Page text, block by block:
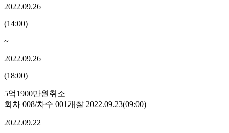
2022.09.26
(14:00)
~
2022.09.26
(18:00)
5억1900만원 취소
회차 008/차수 001개찰 2022.09.23(09:00)
2022.09.22